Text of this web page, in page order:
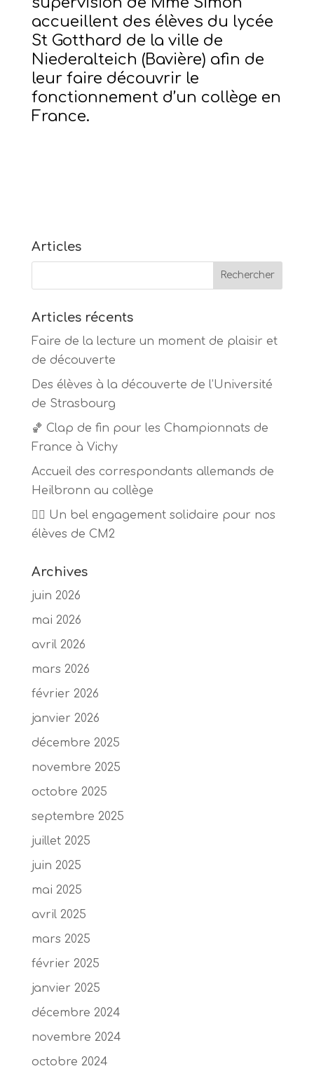
accueillent des élèves du lycée
St Gotthard de la ville de
Niederalteich (Bavière) afin de
leur faire découvrir le
fonctionnement d’un collège en
France.
Articles
Articles récents
Faire de la lecture un moment de plaisir et
de découverte
Des élèves à la découverte de l’Université
de Strasbourg
🏀 Clap de fin pour les Championnats de
France à Vichy
Accueil des correspondants allemands de
Heilbronn au collège
🏃‍♂️ Un bel engagement solidaire pour nos
élèves de CM2
Archives
juin 2026
mai 2026
avril 2026
mars 2026
février 2026
janvier 2026
décembre 2025
novembre 2025
octobre 2025
septembre 2025
juillet 2025
juin 2025
mai 2025
avril 2025
mars 2025
février 2025
janvier 2025
décembre 2024
novembre 2024
octobre 2024